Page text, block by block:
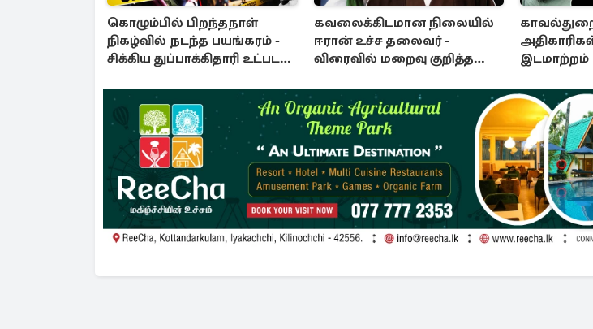
கொழும்பில் பிறந்தநாள்
நிகழ்வில் நடந்த பயங்கரம் -
சிக்கிய துப்பாக்கிதாரி உட்பட
கவலைக்கிடமான நிலையில்
ஈரான் உச்ச தலைவர் -
விரைவில் மறைவு குறித்த
இடமாற்றம்